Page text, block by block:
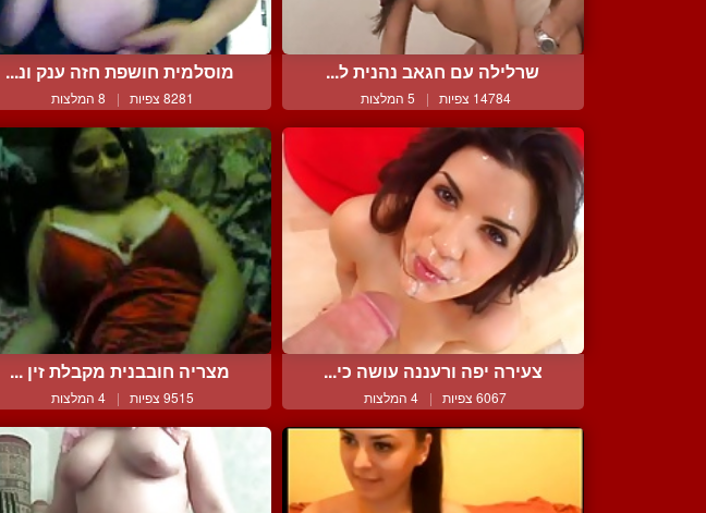
שרלילה עם חגאב נהנית ל...
14784 צפיות | 5 המלצות
מוסלמית חושפת חזה ענק ונ...
8281 צפיות | 8 המלצות
צעירה יפה ורעננה עושה כי...
6067 צפיות | 4 המלצות
מצריה חובבנית מקבלת זין ...
9515 צפיות | 4 המלצות